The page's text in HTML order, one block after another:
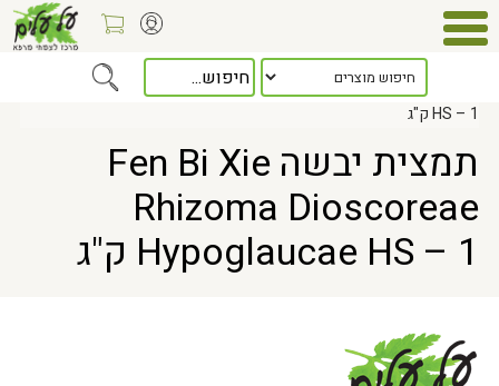
> תמצית יבשה Fen Bi Xie Rhizoma Dioscoreae Hypoglaucae
HS – 1 ק"ג
תמצית יבשה Fen Bi Xie
Rhizoma Dioscoreae
Hypoglaucae HS – 1 ק"ג